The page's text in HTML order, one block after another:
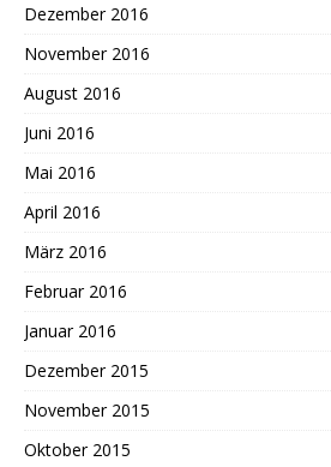
Dezember 2016
November 2016
August 2016
Juni 2016
Mai 2016
April 2016
März 2016
Februar 2016
Januar 2016
Dezember 2015
November 2015
Oktober 2015